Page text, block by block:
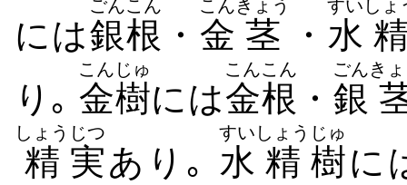
には銀
ごん
根
こん
・ 金
こん
茎
きょう
・ 水
すい しょ
り｡ 金
こん
樹
じゅ
には金
こん
根
こん
・ 銀
ごんき
精
しょう
実
じつ
あり｡ 水
すい
精
しょう
樹
じゅ
に